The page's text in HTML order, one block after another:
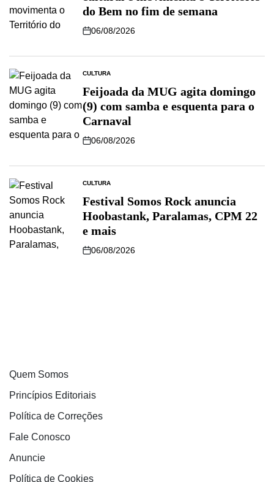
do Bem no fim de semana
06/08/2026
CULTURA
Feijoada da MUG agita domingo
(9) com samba e esquenta para o
Carnaval
06/08/2026
CULTURA
Festival Somos Rock anuncia
Hoobastank, Paralamas, CPM 22
e mais
06/08/2026
Quem Somos
Princípios Editoriais
Política de Correções
Fale Conosco
Anuncie
Política de Cookies